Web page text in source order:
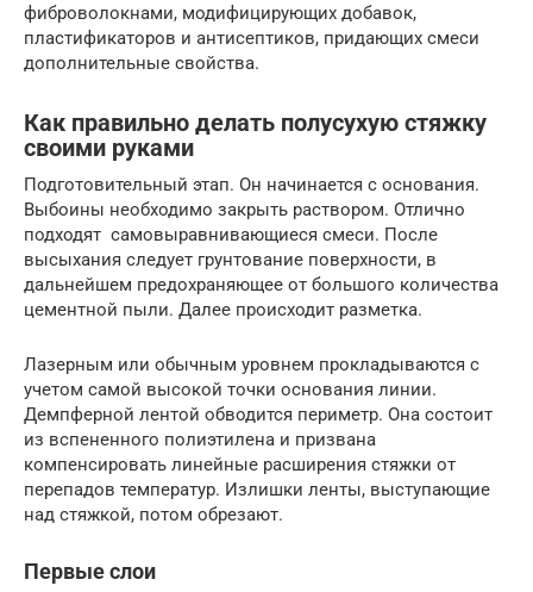
фиброволокнами, модифицирующих добавок,
пластификаторов и антисептиков, придающих смеси
дополнительные свойства.
Как правильно делать полусухую стяжку
своими руками
Подготовительный этап. Он начинается с основания.
Выбоины необходимо закрыть раствором. Отлично
подходят самовыравнивающиеся смеси. После
высыхания следует грунтование поверхности, в
дальнейшем предохраняющее от большого количества
цементной пыли. Далее происходит разметка.
Лазерным или обычным уровнем прокладываются с
учетом самой высокой точки основания линии.
Демпферной лентой обводится периметр. Она состоит
из вспененного полиэтилена и призвана
компенсировать линейные расширения стяжки от
перепадов температур. Излишки ленты, выступающие
над стяжкой, потом обрезают.
Первые слои